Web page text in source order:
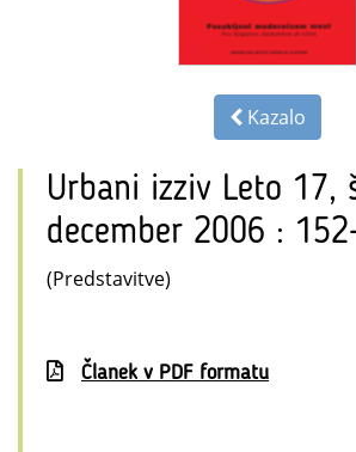
Kazalo
Urbani izziv Leto 17,
december 2006 :
(Predstavitve)
Članek v PDF formatu